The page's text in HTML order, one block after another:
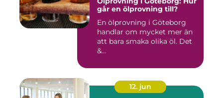
går en ölprovning till?
En ölprovning i Göteborg
handlar om mycket mer än
att bara smaka olika öl. Det
&...
12. jun